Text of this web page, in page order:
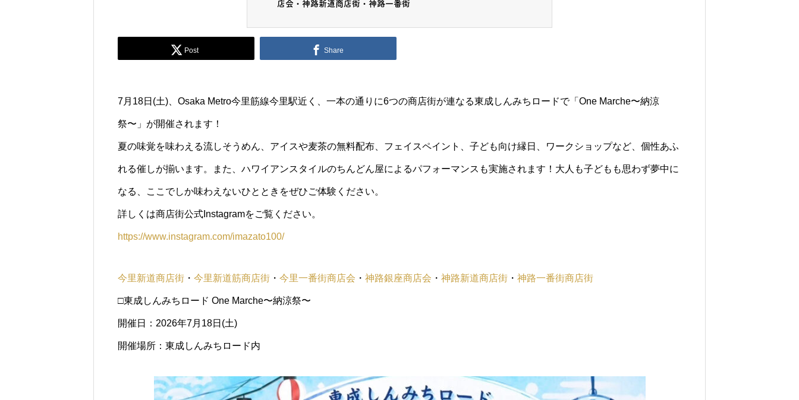
店会・神路新道商店街・神路一番街
Post Share
7月18日(土)、Osaka Metro今里筋線今里駅近く、一本の通りに6つの商店街が連なる東成しんみちロードで「One Marche〜納涼
祭〜」が開催されます！
夏の味覚を味わえる流しそうめん、アイスや麦茶の無料配布、フェイスペイント、子ども向け縁日、ワークショップなど、個性あふ
れる催しが揃います。また、ハワイアンスタイルのちんどん屋によるパフォーマンスも実施されます！大人も子どもも思わず夢中に
なる、ここでしか味わえないひとときをぜひご体験ください。
詳しくは商店街公式Instagramをご覧ください。
https://www.instagram.com/imazato100/
今里新道商店街 ・ 今里新道筋商店街 ・ 今里一番街商店会 ・ 神路銀座商店会 ・ 神路新道商店街 ・ 神路一番街商店街
□東成しんみちロード One Marche〜納涼祭〜
開催日：2026年7月18日(土)
開催場所：東成しんみちロード内